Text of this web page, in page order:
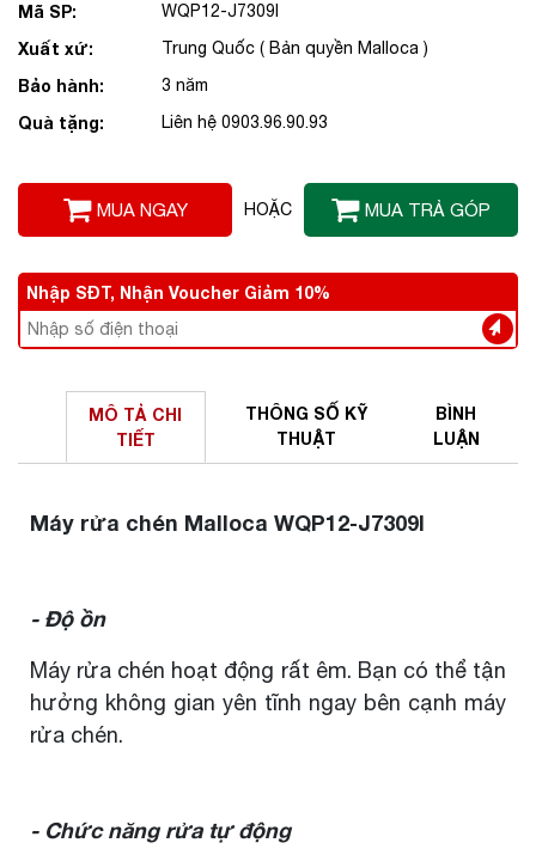
Mã SP: WQP12-J7309I
Xuất xứ: Trung Quốc ( Bản quyền Malloca )
Bảo hành: 3 năm
Quà tặng: Liên hệ 0903.96.90.93
MUA NGAY HOẶC MUA TRẢ GÓP
Nhập SĐT, Nhận Voucher Giảm 10%
MÔ TẢ CHI
TIẾT
THÔNG SỐ KỸ
THUẬT
BÌNH
LUẬN
Máy rửa chén Malloca WQP12-J7309I
- Độ ồn
Máy rửa chén hoạt động rất êm. Bạn có thể tận
hưởng không gian yên tĩnh ngay bên cạnh máy
rửa chén.
- Chức năng rửa tự động